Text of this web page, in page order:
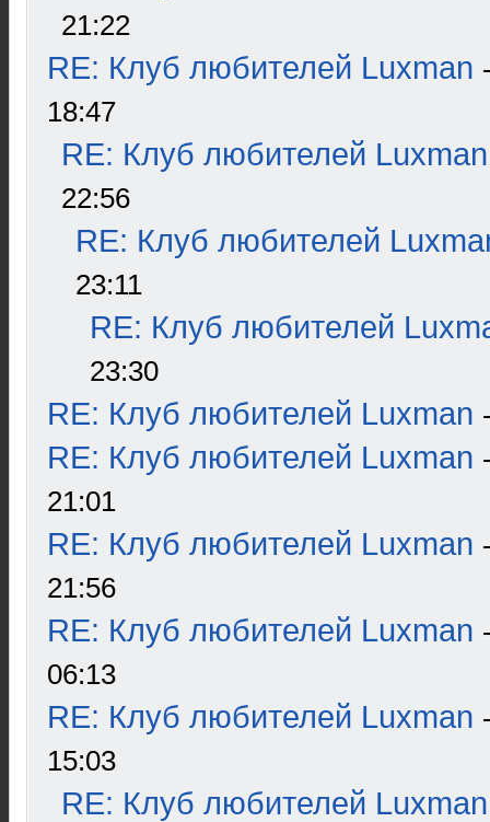
21:22
RE: Клуб любителей Luxman
18:47
RE: Клуб любителей Luxman
22:56
RE: Клуб любителей
23:11
RE: Клуб любителей
23:30
RE: Клуб любителей Luxman
RE: Клуб любителей Luxman
21:01
RE: Клуб любителей Luxman
21:56
RE: Клуб любителей Luxman
06:13
RE: Клуб любителей Luxman
15:03
RE: Клуб любителей Luxman